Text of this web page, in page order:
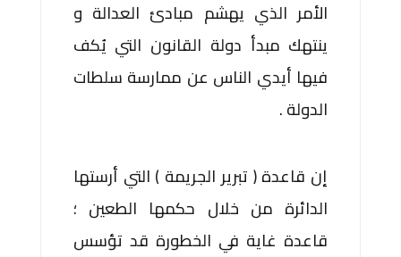
الأمر الذي يهشم مبادئ العدالة و
ينتهك مبدأ دولة القانون التي يُكف
فيها أيدي الناس عن ممارسة سلطات
الدولة .
إن قاعدة ( تبرير الجريمة ) التي أرستها
الدائرة من خلال حكمها الطعين ؛
قاعدة غاية في الخطورة قد تؤسس